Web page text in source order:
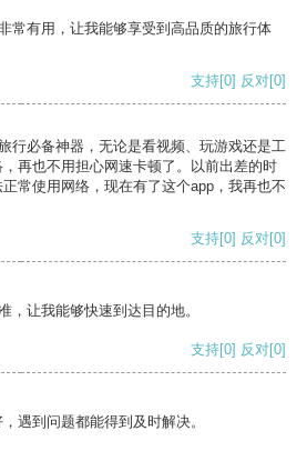
常有用，让我能够享受到高品质的旅行体
支持[0] 反对[0]
行必备神器，无论是看视频、玩游戏还是工
再也不用担心网速卡顿了。以前出差的时
常使用网络，现在有了这个app，我再也不
支持[0] 反对[0]
，让我能够快速到达目的地。
支持[0] 反对[0]
遇到问题都能得到及时解决。